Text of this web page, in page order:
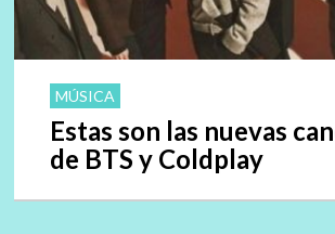
MÚSICA
Estas son las nuevas
de BTS y Coldplay